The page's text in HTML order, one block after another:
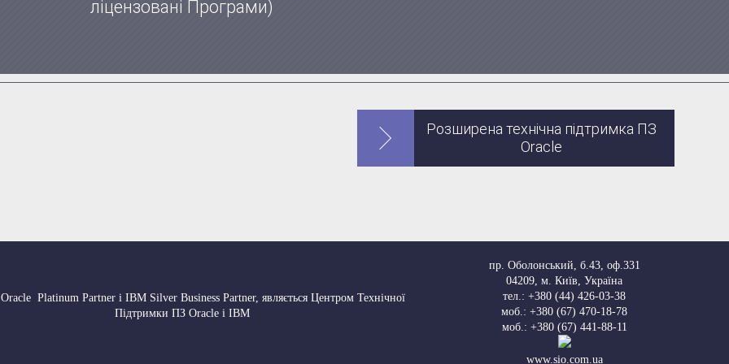
ліцензовані Програми)
Розширена технічна підтримка ПЗ
Oracle
Platinum Partner і IBM Silver Business Partner, являється Центром Технічної
Підтримки ПЗ Oracle і IBM
пр. Оболонський, б.43, оф.331
04209, м. Київ, Україна
тел.: +380 (44) 426-03-38
моб.: +380 (67) 470-18-78
моб.: +380 (67) 441-88-11
www.sio.com.ua